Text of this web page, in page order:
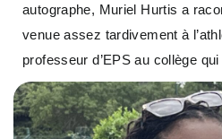
autographe, Muriel Hurtis a
venue assez tardivement à
professeur d’EPS au collège qui